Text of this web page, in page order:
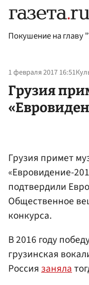
Покушение на главу
1 февраля 2017 16:51
Грузия
Грузия примет
«Евровидение-
подтвердили
Общественное
конкурса.
В 2016 году
грузинская
Россиязаняла